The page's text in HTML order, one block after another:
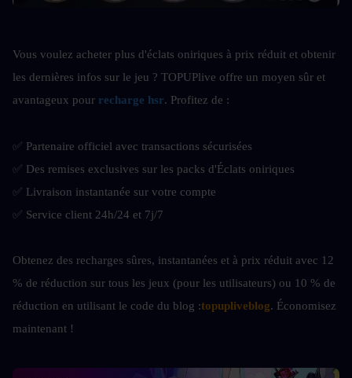
Vous voulez acheter plus d'éclats oniriques à prix réduit et obtenir
les dernières infos sur le jeu ? TOPUPlive offre un moyen sûr et
avantageux pour recharge hsr. Profitez de :
✅ Partenaire officiel avec transactions sécurisées
✅ Des remises exclusives sur les packs d'Éclats oniriques
✅ Livraison instantanée sur votre compte
✅ Service client 24h/24 et 7j/7
Obtenez des recharges sûres, instantanées et à prix réduit avec 12
% de réduction sur tous les jeux (pour les utilisateurs) ou 10 % de
réduction en utilisant le code du blog :topupliveblog. Économisez
maintenant !